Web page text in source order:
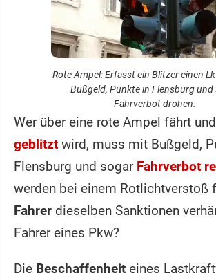
Rote Ampel: Erfasst ein Blitzer einen
Bußgeld, Punkte in Flensburg und
Fahrverbot drohen.
Wer über eine rote Ampel fährt
geblitzt wird, muss mit Bußgeld,
Flensburg und sogar Fahrverbot
werden bei einem Rotlichtverstoß
Fahrer dieselben Sanktionen
Fahrer eines Pkw?
Die Beschaffenheit eines